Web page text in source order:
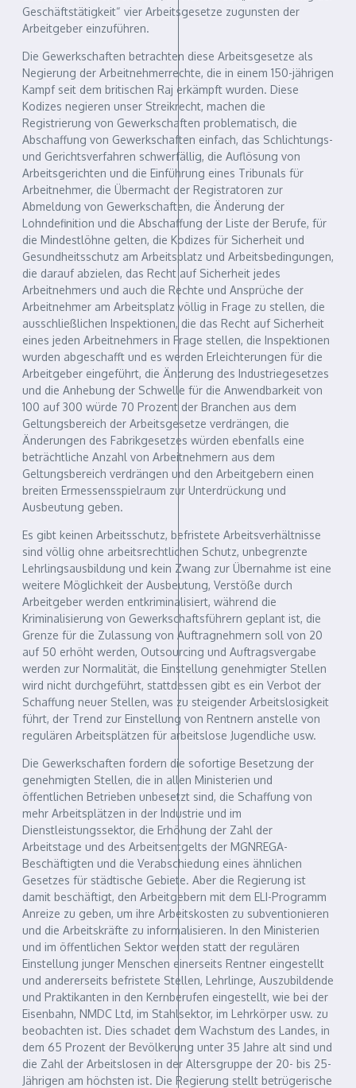
Geschäftstätigkeit“ vier Arbeitsgesetze zugunsten der
Arbeitgeber einzuführen.
Die Gewerkschaften betrachten diese Arbeitsgesetze als
Negierung der Arbeitnehmerrechte, die in einem 150-jährigen
Kampf seit dem britischen Raj erkämpft wurden. Diese
Kodizes negieren unser Streikrecht, machen die
Registrierung von Gewerkschaften problematisch, die
Abschaffung von Gewerkschaften einfach, das Schlichtungs-
und Gerichtsverfahren schwerfällig, die Auflösung von
Arbeitsgerichten und die Einführung eines Tribunals für
Arbeitnehmer, die Übermacht der Registratoren zur
Abmeldung von Gewerkschaften, die Änderung der
Lohndefinition und die Abschaffung der Liste der Berufe, für
die Mindestlöhne gelten, die Kodizes für Sicherheit und
Gesundheitsschutz am Arbeitsplatz und Arbeitsbedingungen,
die darauf abzielen, das Recht auf Sicherheit jedes
Arbeitnehmers und auch die Rechte und Ansprüche der
Arbeitnehmer am Arbeitsplatz völlig in Frage zu stellen, die
ausschließlichen Inspektionen, die das Recht auf Sicherheit
eines jeden Arbeitnehmers in Frage stellen, die Inspektionen
wurden abgeschafft und es werden Erleichterungen für die
Arbeitgeber eingeführt, die Änderung des Industriegesetzes
und die Anhebung der Schwelle für die Anwendbarkeit von
100 auf 300 würde 70 Prozent der Branchen aus dem
Geltungsbereich der Arbeitsgesetze verdrängen, die
Änderungen des Fabrikgesetzes würden ebenfalls eine
beträchtliche Anzahl von Arbeitnehmern aus dem
Geltungsbereich verdrängen und den Arbeitgebern einen
breiten Ermessensspielraum zur Unterdrückung und
Ausbeutung geben.
Es gibt keinen Arbeitsschutz, befristete Arbeitsverhältnisse
sind völlig ohne arbeitsrechtlichen Schutz, unbegrenzte
Lehrlingsausbildung und kein Zwang zur Übernahme ist eine
weitere Möglichkeit der Ausbeutung, Verstöße durch
Arbeitgeber werden entkriminalisiert, während die
Kriminalisierung von Gewerkschaftsführern geplant ist, die
Grenze für die Zulassung von Auftragnehmern soll von 20
auf 50 erhöht werden, Outsourcing und Auftragsvergabe
werden zur Normalität, die Einstellung genehmigter Stellen
wird nicht durchgeführt, stattdessen gibt es ein Verbot der
Schaffung neuer Stellen, was zu steigender Arbeitslosigkeit
führt, der Trend zur Einstellung von Rentnern anstelle von
regulären Arbeitsplätzen für arbeitslose Jugendliche usw.
Die Gewerkschaften fordern die sofortige Besetzung der
genehmigten Stellen, die in allen Ministerien und
öffentlichen Betrieben unbesetzt sind, die Schaffung von
mehr Arbeitsplätzen in der Industrie und im
Dienstleistungssektor, die Erhöhung der Zahl der
Arbeitstage und des Arbeitsentgelts der MGNREGA-
Beschäftigten und die Verabschiedung eines ähnlichen
Gesetzes für städtische Gebiete. Aber die Regierung ist
damit beschäftigt, den Arbeitgebern mit dem ELI-Programm
Anreize zu geben, um ihre Arbeitskosten zu subventionieren
und die Arbeitskräfte zu informalisieren. In den Ministerien
und im öffentlichen Sektor werden statt der regulären
Einstellung junger Menschen einerseits Rentner eingestellt
und andererseits befristete Stellen, Lehrlinge, Auszubildende
und Praktikanten in den Kernberufen eingestellt, wie bei der
Eisenbahn, NMDC Ltd, im Stahlsektor, im Lehrkörper usw. zu
beobachten ist. Dies schadet dem Wachstum des Landes, in
dem 65 Prozent der Bevölkerung unter 35 Jahre alt sind und
die Zahl der Arbeitslosen in der Altersgruppe der 20- bis 25-
Jährigen am höchsten ist. Die Regierung stellt betrügerische